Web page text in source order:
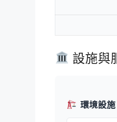
設施與
環境設施